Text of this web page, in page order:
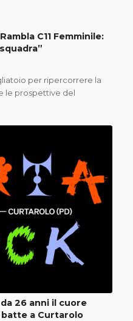
C11 Femminile:
per ripercorrere la
le prospettive del
26 anni il cuore
a Curtarolo